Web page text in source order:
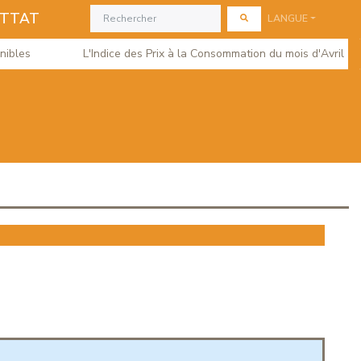
LANGUE
L'Indice des Prix à la Consommation du mois d'Avril